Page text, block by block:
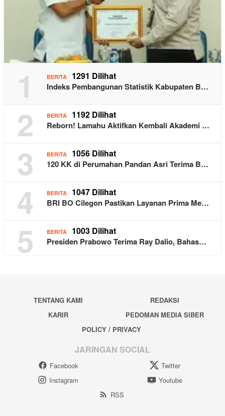
1 BERITA 1291 Dilihat
Indeks Pembangunan Statistik Kabupaten B…
2 BERITA 1192 Dilihat
Reborn! Lamahu Aktifkan Kembali Akademi …
3 BERITA 1056 Dilihat
120 KK di Perumahan Pandan Asri Terima B…
4 BERITA 1047 Dilihat
BRI BO Cilegon Pastikan Layanan Prima Me…
5 BERITA 1003 Dilihat
Presiden Prabowo Terima Ray Dalio, Bahas…
TENTANG KAMI
REDAKSI
KARIR
PEDOMAN MEDIA SIBER
POLICY / PRIVACY
JARINGAN SOCIAL
Facebook
Twitter
Instagram
Youtube
RSS